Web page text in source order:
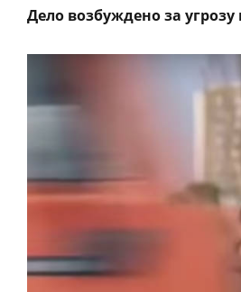
Дело возбуждено за